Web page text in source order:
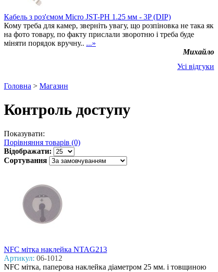
Кабель з роз'ємом Micro JST-PH 1.25 мм - 3P (DIP)
Кому треба для камер, зверніть увагу, що розпіновка не така як
на фото товару, по факту прислали зворотню і треба буде
міняти порядок вручну.. ...»
Михайло
Усі відгуки
Головна > Магазин
Контроль доступу
Показувати:
Порівняння товарів (0)
Відображати:
Сортування
NFC мітка наклейка NTAG213
Артикул: 06-1012
NFC мітка, паперова наклейка діаметром 25 мм. і товщиною